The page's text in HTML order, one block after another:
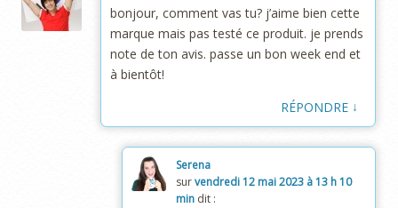
bonjour, comment vas tu? j’aime bien cette
marque mais pas testé ce produit. je prends
note de ton avis. passe un bon week end et
à bientôt!
RÉPONDRE ↓
Serena
survendredi 12 mai 2023 à 13 h 10
min dit :